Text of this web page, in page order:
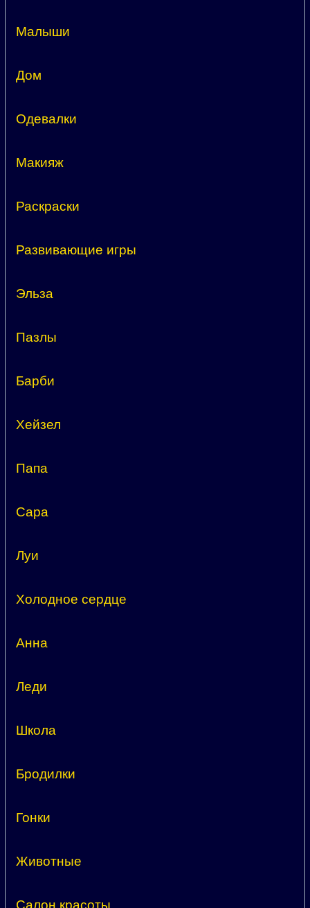
Малыши
Дом
Одевалки
Макияж
Раскраски
Развивающие игры
Эльза
Пазлы
Барби
Хейзел
Папа
Сара
Луи
Холодное сердце
Анна
Леди
Школа
Бродилки
Гонки
Животные
Салон красоты